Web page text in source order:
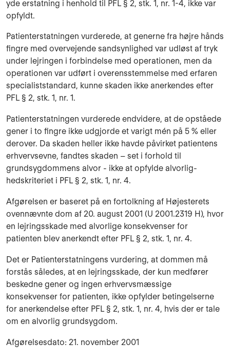
yde erstatning i henhold til PFL § 2, stk. 1, nr. 1-4, ikke var
opfyldt.
Patienterstatningen vurderede, at generne fra højre hånds
fingre med overvejende sandsynlig­hed var udløst af tryk
under lejringen i forbindelse med operationen, men da
operationen var udført i overensstemmelse med erfaren
specialiststandard, kunne skaden ikke anerkendes efter
PFL § 2, stk. 1, nr. 1.
Patienterstatningen vurderede endvidere, at de opståede
gener i to fingre ikke udgjorde et va­rigt mén på 5 % eller
derover. Da skaden heller ikke havde påvirket patientens
erhvervs­evne, fandtes skaden – set i forhold til
grundsygdommens alvor - ikke at opfylde alvorlig­
hedskriteriet i PFL § 2, stk. 1, nr. 4.
Afgørelsen er baseret på en fortolkning af Højesterets
ovennævnte dom af 20. august 2001 (U 2001.2319 H), hvor
en lejringsskade med alvorlige konsekvenser for
patienten blev anerkendt efter PFL § 2, stk. 1, nr. 4.
Det er Patienterstatningens vurdering, at dommen må
forstås således, at en lejringsskade, der kun medfører
beskedne gener og ingen erhvervsmæssige
konsekvenser for patienten, ikke opfylder betingelserne
for anerkendelse efter PFL § 2, stk. 1, nr. 4, hvis der er tale
om en al­vorlig grundsygdom.
Afgørelsesdato: 21. november 2001